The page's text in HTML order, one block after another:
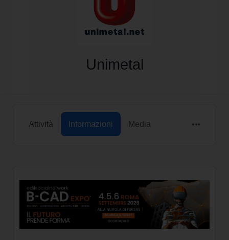
Unimetal
Attività Informazioni Media